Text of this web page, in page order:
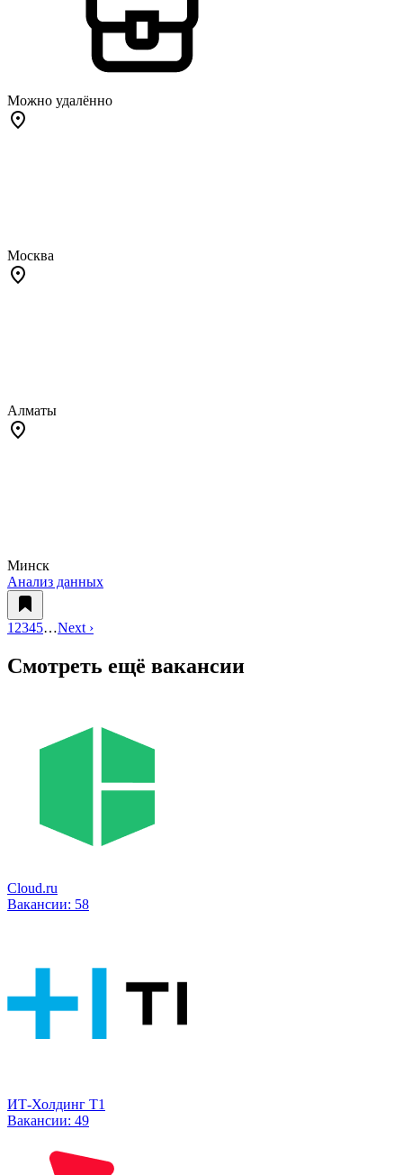
Можно удалённо
Москва
Алматы
Минск
Анализ данных
1 2345…Next ›
Смотреть ещё вакансии
Cloud.ru
Вакансии: 58
ИТ-Холдинг Т1
Вакансии: 49